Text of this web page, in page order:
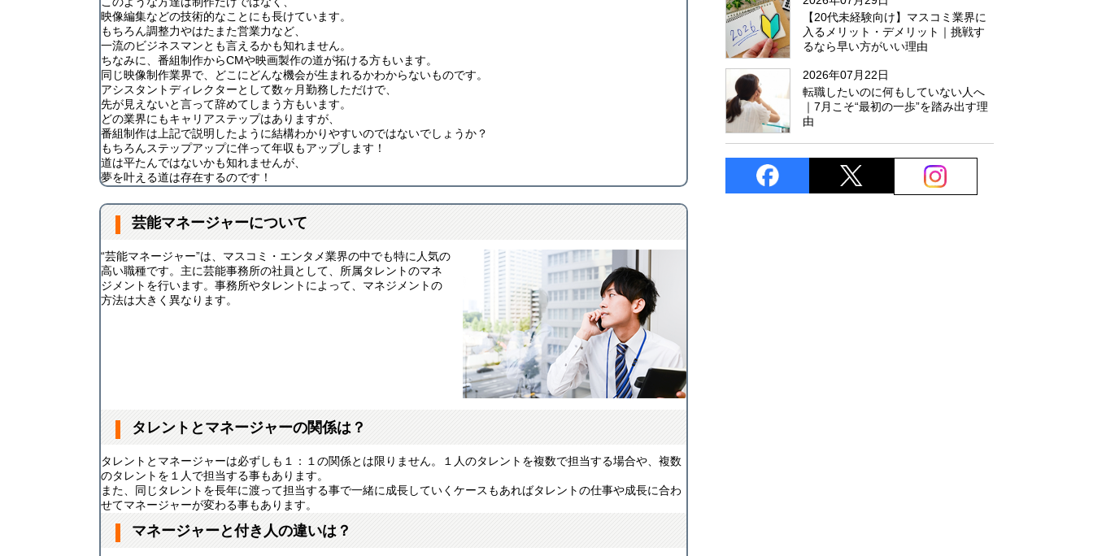
映像編集などの技術的なことにも長けています。
もちろん調整力やはたまた営業力など、
一流のビジネスマンとも言えるかも知れません。
ちなみに、番組制作からCMや映画製作の道が拓ける方もいます。
同じ映像制作業界で、どこにどんな機会が生まれるかわからないものです。
アシスタントディレクターとして数ヶ月勤務しただけで、
先が見えないと言って辞めてしまう方もいます。
どの業界にもキャリアステップはありますが、
番組制作は上記で説明したように結構わかりやすいのではないでしょうか？
もちろんステップアップに伴って年収もアップします！
道は平たんではないかも知れませんが、
夢を叶える道は存在するのです！
芸能マネージャーについて
“芸能マネージャー”は、マスコミ・エンタメ業界の中でも特に人気の
高い職種です。主に芸能事務所の社員として、所属タレントのマネ
ジメントを行います。事務所やタレントによって、マネジメントの
方法は大きく異なります。
タレントとマネージャーの関係は？
タレントとマネージャーは必ずしも１：１の関係とは限りません。１人のタレントを複数で担当する場合や、複数
のタレントを１人で担当する事もあります。
また、同じタレントを長年に渡って担当する事で一緒に成長していくケースもあればタレントの仕事や成長に合わ
せてマネージャーが変わる事もあります。
マネージャーと付き人の違いは？
【20代未経験向け】マスコミ業界に
入るメリット・デメリット｜挑戦す
るなら早い方がいい理由
2026年07月22日
転職したいのに何もしていない人へ
｜7月こそ“最初の一歩”を踏み出す理
由